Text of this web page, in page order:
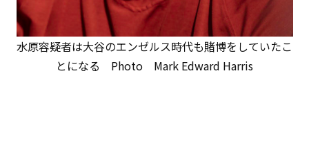
水原容疑者は大谷のエンゼルス時代も賭博をしていたこ
とになる Photo Mark Edward Harris